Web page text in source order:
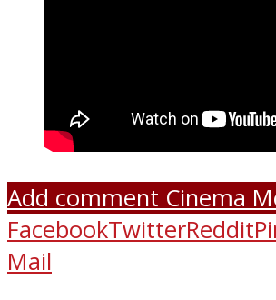
Add comment Cinema
FacebookTwitterReddit
Mail